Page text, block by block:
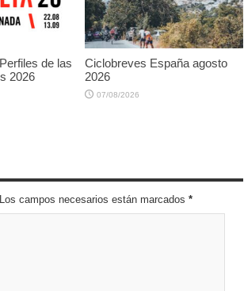
de las
2026
Ciclobreves España agosto
2026
07/08/2026
campos necesarios están marcados *